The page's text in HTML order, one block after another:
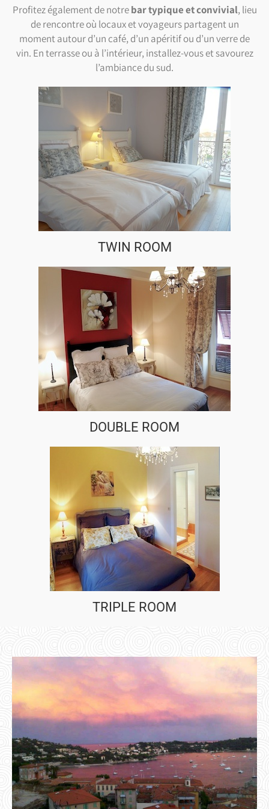
Profitez également de notrebar typique et convivial, lieu
de rencontre où locaux et voyageurs partagent un
moment autour d’un café, d’un apéritif ou d’un verre de
vin. En terrasse ou à l’intérieur, installez-vous et savourez
l’ambiance du sud.
TWIN ROOM
DOUBLE ROOM
TRIPLE ROOM